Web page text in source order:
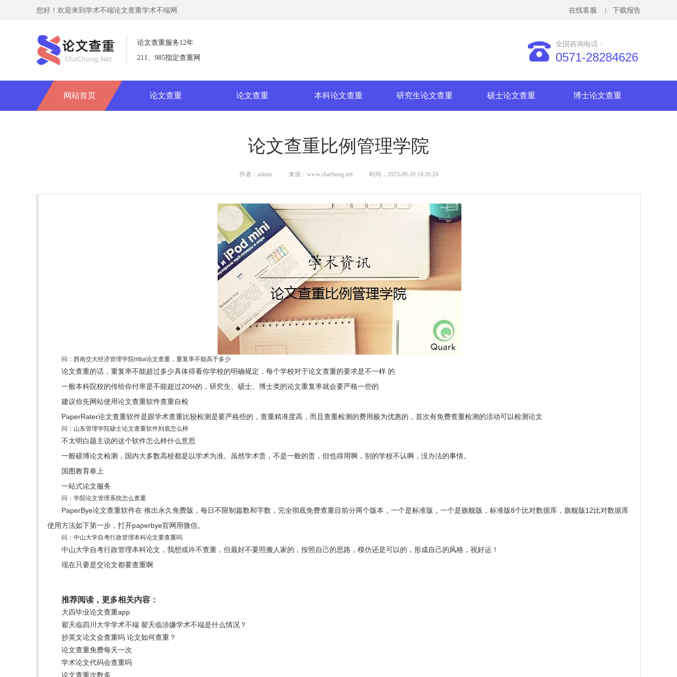
您好！欢迎来到学术不端论文查重学术不端网
网站首页 论文查重 论文查重 本科论文查重 研究生论文查重 硕士论文查重 博士论文查重
论文查重服务12年
211、985指定查重网
全国咨询电话：
0571-28284626
| 下载报告
在线客服
论文查重比例管理学院
作者：admin 来源：www.chachong.net 时间：2023-09-10 14:26:24
问：西南交大经济管理学院mba论文查重，重复率不能高于多少
论文查重的话，重复率不能超过多少具体得看你学校的明确规定，每个学校对于论文查重的要求是不一样 的
一般本科院校的传给你付率是不能超过20%的，研究生、硕士、博士类的论文重复率就会要严格一些的
建议你先网站使用论文查重软件查重自检
PaperRater论文查重软件是跟学术查重比较检测是要严格些的，查重精准度高，而且查重检测的费用极为优惠的，首次有免费查重检测的活动可以检测论文
问：山东管理学院硕士论文查重软件到底怎么样
不太明白题主说的这个软件怎么样什么意思
一般硕博论文检测，国内大多数高校都是以学术为准。虽然学术贵，不是一般的贵，但也得用啊，别的学校不认啊，没办法的事情。
国图教育奉上
一站式论文服务
问：学院论文管理系统怎么查重
PaperBye论文查重软件在 推出永久免费版，每日不限制篇数和字数，完全彻底免费查重目前分两个版本，一个是标准版，一个是旗舰版，标准版8个比对数据库，旗舰版12比对数据库
使用方法如下第一步，打开paperbye官网用微信。
问：中山大学自考行政管理本科论文要查重吗
中山大学自考行政管理本科论文，我想或许不查重，但最好不要照搬人家的，按照自己的思路，模仿还是可以的，形成自己的风格，祝好运！
现在只要是交论文都要查重啊
推荐阅读，更多相关内容：
大四毕业论文查重app
翟天临四川大学学术不端 翟天临涉嫌学术不端是什么情况？
抄英文论文会查重吗 论文如何查重？
论文查重免费每天一次
学术论文代码会查重吗
论文查重次数多